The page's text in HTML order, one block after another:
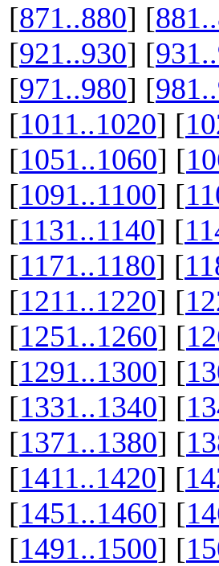
[871..880] [
[921..930] [
[971..980] [
[1011..1020] [
[1051..1060] [
[1091..1100] [
[1131..1140] [
[1171..1180] [
[1211..1220] [
[1251..1260] [
[1291..1300] [
[1331..1340] [
[1371..1380] [
[1411..1420] [
[1451..1460] [
[1491..1500] [